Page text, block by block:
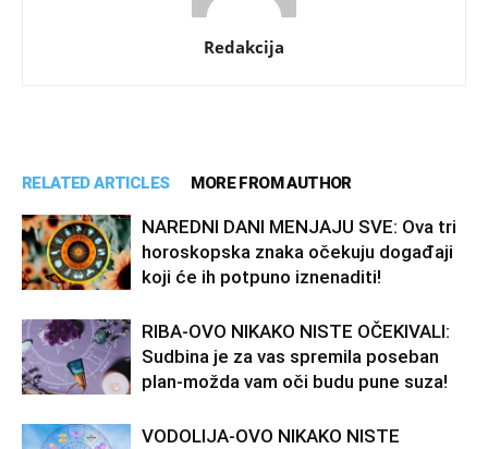
Redakcija
RELATED ARTICLES MORE FROM AUTHOR
NAREDNI DANI MENJAJU SVE: Ova tri
horoskopska znaka očekuju događaji
koji će ih potpuno iznenaditi!
RIBA-OVO NIKAKO NISTE OČEKIVALI:
Sudbina je za vas spremila poseban
plan-možda vam oči budu pune suza!
VODOLIJA-OVO NIKAKO NISTE